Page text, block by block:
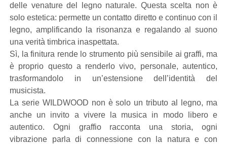
delle venature del legno naturale. Questa scelta non è
solo estetica: permette un contatto diretto e continuo con il
legno, amplificando la risonanza e regalando al suono
una verità timbrica inaspettata.
Sì, la finitura rende lo strumento più sensibile ai graffi, ma
è proprio questo a renderlo vivo, personale, autentico,
trasformandolo in un’estensione dell’identità del
musicista.
La serie WILDWOOD non è solo un tributo al legno, ma
anche un invito a vivere la musica in modo libero e
autentico. Ogni graffio racconta una storia, ogni
vibrazione parla di connessione con la natura e con